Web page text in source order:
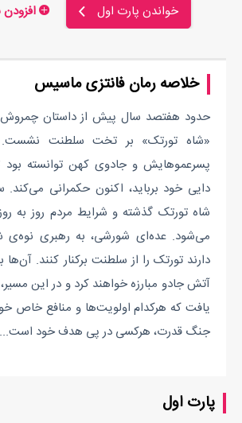
خواندن پارت اول افزودن به کتابخانه
خلاصه رمان فانتزی ماسیس
حدود هفتصد سال پیش از داستان
«شاه تورتک» بر تخت سلطنت
پسرعموهایش و جادوی کهن توانسته
دایی خود برباید، اکنون حکمرانی
شاه تورتک گذشته و شرایط مردم روز به
می‌شود. عده‌ای شورشی، به رهبری نوه‌ی
دارند تورتک را از سلطنت برکنار کنند. آن‌ها
آتش جادو مبارزه خواهند کرد و در این
یافت که هرکدام اولویت‌ها و منافع خاص
جنگ قدرت، هرکسی در پی هدف خود است...
پارت اول